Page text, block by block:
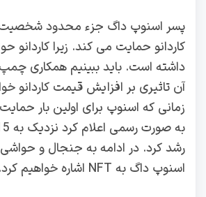
پسر اسنوپ داگ جزء محدود شخصیت
کاردانو حمایت می کند. زیرا کاردانو
داشته است. باید ببینیم همکاری
آن تاثیری بر افزایش قیمت کاردانو
زمانی که اسنوپ برای اولین بار حمایت
رشد کرد. در ادامه به جنجال و
اسنوپ داگ به NFT اشاره خواهیم کرد.